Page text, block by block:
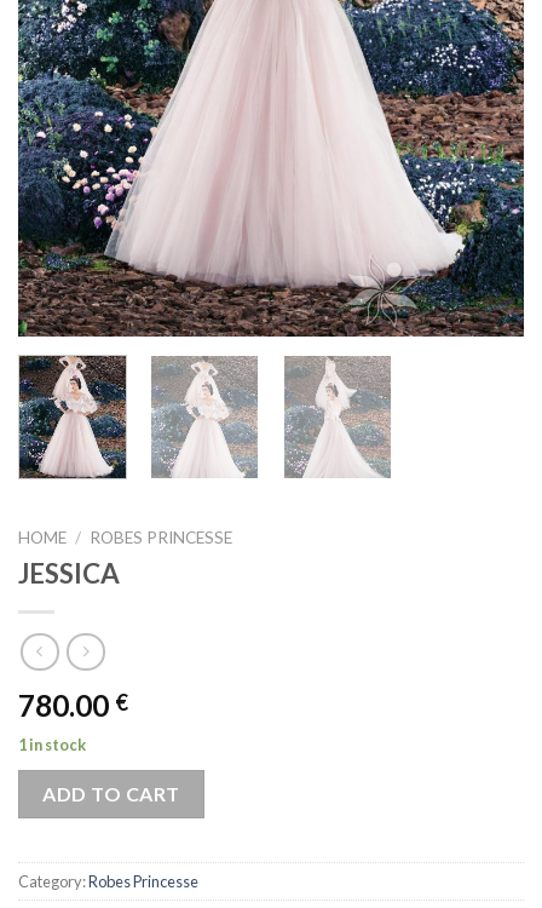
HOME / ROBES PRINCESSE
JESSICA
780.00 €
1 in stock
ADD TO CART
Category:Robes Princesse